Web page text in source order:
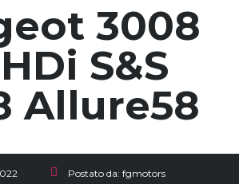
3008
S&S
Allure58
Postato da: fgmotors